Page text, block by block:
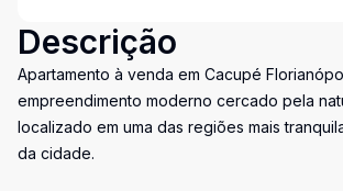
Descrição
Apartamento à venda em Cacupé
empreendimento moderno cercado pela
localizado em uma das regiões mais
da cidade.